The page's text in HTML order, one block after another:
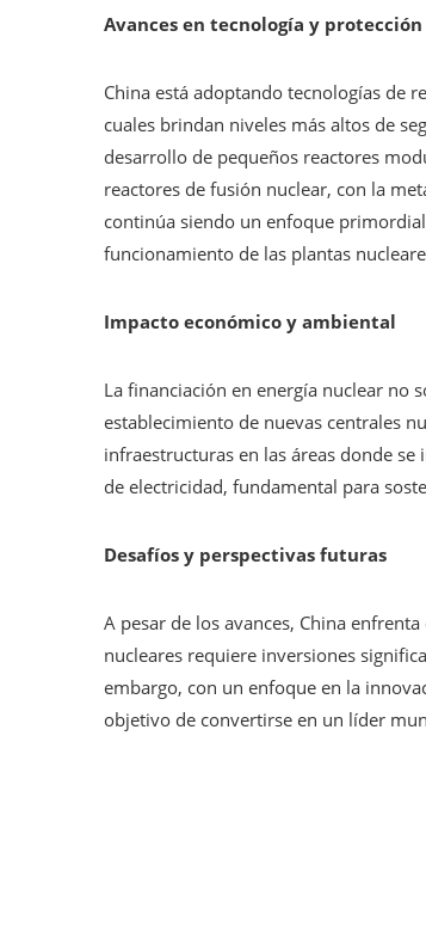
Avances en tecnología y protección
China está adoptando tecnologías de
cuales brindan niveles más altos de
desarrollo de pequeños reactores
reactores de fusión nuclear, con la
continúa siendo un enfoque
funcionamiento de las plantas
Impacto económico y ambiental
La financiación en energía nuclear no
establecimiento de nuevas centrales
infraestructuras en las áreas donde
de electricidad, fundamental para
Desafíos y perspectivas futuras
A pesar de los avances, China
nucleares requiere inversiones
embargo, con un enfoque en la
objetivo de convertirse en un líder